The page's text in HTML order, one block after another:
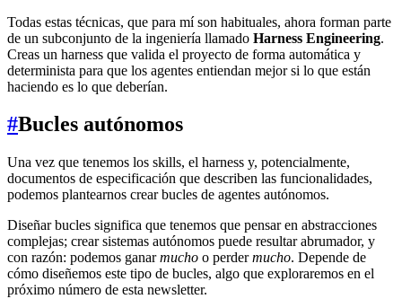
Todas estas técnicas, que para mí son habituales, ahora forman parte
de un subconjunto de la ingeniería llamado Harness Engineering.
Creas un harness que valida el proyecto de forma automática y
determinista para que los agentes entiendan mejor si lo que están
haciendo es lo que deberían.
#Bucles autónomos
Una vez que tenemos los skills, el harness y, potencialmente,
documentos de especificación que describen las funcionalidades,
podemos plantearnos crear bucles de agentes autónomos.
Diseñar bucles significa que tenemos que pensar en abstracciones
complejas; crear sistemas autónomos puede resultar abrumador, y
con razón: podemos ganarmucho o perdermucho. Depende de
cómo diseñemos este tipo de bucles, algo que exploraremos en el
próximo número de esta newsletter.